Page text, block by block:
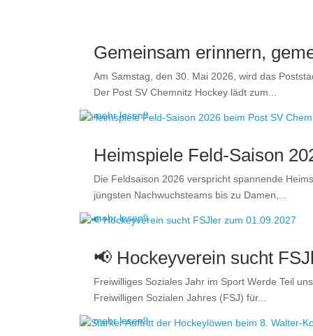
Gemeinsam erinnern,
Am Samstag, den 30. Mai 2026, wird das
Der Post SV Chemnitz Hockey lädt zum...
mehr lesen
Heimspiele Feld-Saison
Die Feldsaison 2026 verspricht spannende
jüngsten Nachwuchsteams bis zu Damen,...
mehr lesen
📢 Hockeyverein sucht
Freiwilliges Soziales Jahr im Sport Werde Teil
Freiwilligen Sozialen Jahres (FSJ) für...
mehr lesen